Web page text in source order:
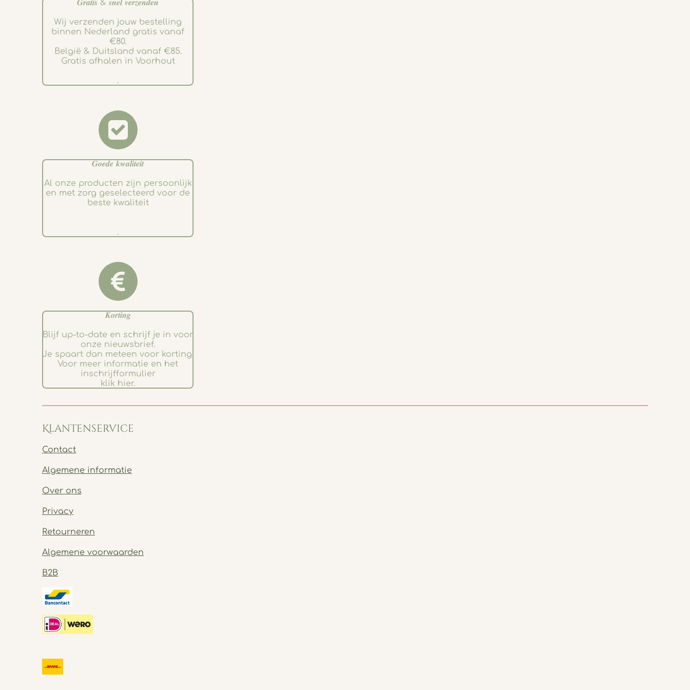
𝑮𝒓𝒂𝒕𝒊𝒔 & 𝒔𝒏𝒆𝒍 𝒗𝒆𝒓𝒛𝒆𝒏𝒅𝒆𝒏
Wij verzenden jouw bestelling
binnen Nederland gratis vanaf
€80.
België & Duitsland vanaf €85.
Gratis afhalen in Voorhout
.
𝑮𝒐𝒆𝒅𝒆 𝒌𝒘𝒂𝒍𝒊𝒕𝒆𝒊𝒕
Al onze producten zijn persoonlijk
en met zorg geselecteerd voor de
beste kwaliteit
.
𝑲𝒐𝒓𝒕𝒊𝒏𝒈
Blijf up-to-date en schrijf je in voor
onze nieuwsbrief.
Je spaart dan meteen voor korting.
Voor meer informatie en het
inschrijfformulier
klik hier.
Klantenservice
Contact
Algemene informatie
Over ons
Privacy
Retourneren
Algemene voorwaarden
B2B